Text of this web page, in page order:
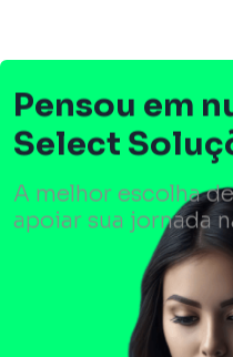
Pensou em
Select
A melhor escolha
apoiar sua jornada